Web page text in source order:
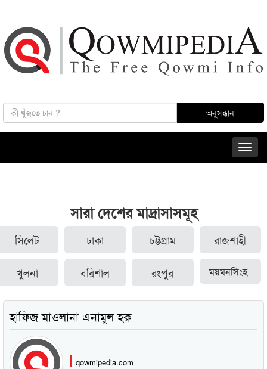
সারা দেশের মাদ্রাসাসমূহ
সিলেট ঢাকা চট্টগ্রাম রাজশাহী
খুলনা বরিশাল রংপুর ময়মনসিংহ
হাফিজ মাওলানা এনামুল হক্ব
qowmipedia.com